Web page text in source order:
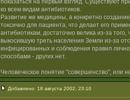
показаться на первый взгляд. Существуют
ко всем видам антибиотиков.
Развитие же медицины, а конкретно
токсично для пациента, что делает его
антибиотикам, достаточно велика из-за
выкосившую треть населения Земли из-за
инфицированных и соблюдения правил
способами - других нет.
Человеческое понятие "совершенство", или
Добавлено: 18 августа 2002, 23:10